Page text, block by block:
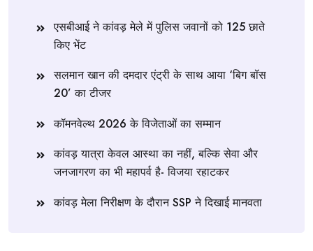
एसबीआई ने कांवड़ मेले में पुलिस जवानों को 125 छाते
किए भेंट
सलमान खान की दमदार एंट्री के साथ आया ‘बिग बॉस
20’ का टीजर
कॉमनवेल्थ 2026 के विजेताओं का सम्मान
कांवड़ यात्रा केवल आस्था का नहीं, बल्कि सेवा और
जनजागरण का भी महापर्व है- विजया रहाटकर
कांवड़ मेला निरीक्षण के दौरान SSP ने दिखाई मानवता